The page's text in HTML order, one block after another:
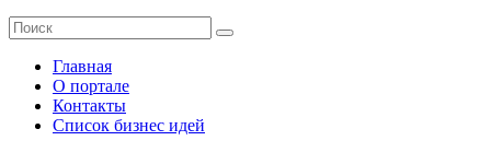
Главная
О портале
Контакты
Список бизнес идей